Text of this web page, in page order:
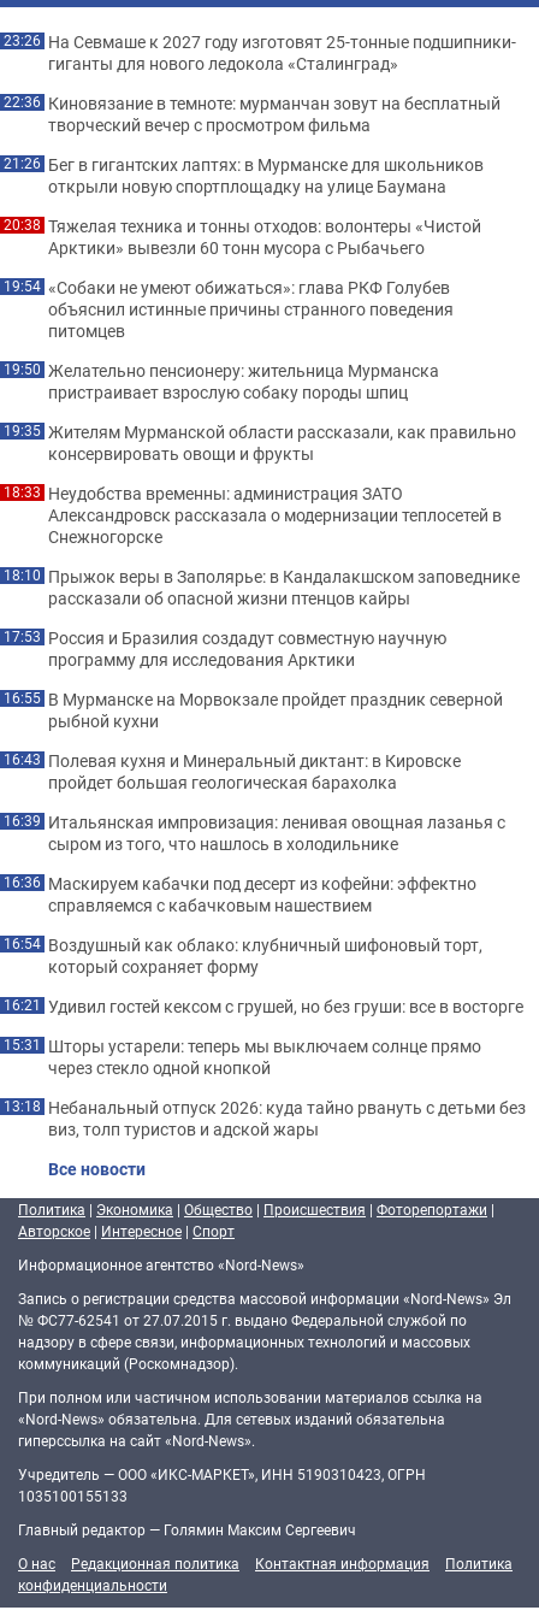
23:26 На Севмаше к 2027 году изготовят 25-тонные подшипники-
гиганты для нового ледокола «Сталинград»
22:36 Киновязание в темноте: мурманчан зовут на бесплатный
творческий вечер с просмотром фильма
21:26 Бег в гигантских лаптях: в Мурманске для школьников
открыли новую спортплощадку на улице Баумана
20:38 Тяжелая техника и тонны отходов: волонтеры «Чистой
Арктики» вывезли 60 тонн мусора с Рыбачьего
19:54 «Собаки не умеют обижаться»: глава РКФ Голубев
объяснил истинные причины странного поведения
питомцев
19:50 Желательно пенсионеру: жительница Мурманска
пристраивает взрослую собаку породы шпиц
19:35 Жителям Мурманской области рассказали, как правильно
консервировать овощи и фрукты
18:33 Неудобства временны: администрация ЗАТО
Александровск рассказала о модернизации теплосетей в
Снежногорске
18:10 Прыжок веры в Заполярье: в Кандалакшском заповеднике
рассказали об опасной жизни птенцов кайры
17:53 Россия и Бразилия создадут совместную научную
программу для исследования Арктики
16:55 В Мурманске на Морвокзале пройдет праздник северной
рыбной кухни
16:43 Полевая кухня и Минеральный диктант: в Кировске
пройдет большая геологическая барахолка
16:39 Итальянская импровизация: ленивая овощная лазанья с
сыром из того, что нашлось в холодильнике
16:36 Маскируем кабачки под десерт из кофейни: эффектно
справляемся с кабачковым нашествием
16:54 Воздушный как облако: клубничный шифоновый торт,
который сохраняет форму
16:21 Удивил гостей кексом с грушей, но без груши: все в восторге
15:31 Шторы устарели: теперь мы выключаем солнце прямо
через стекло одной кнопкой
13:18 Небанальный отпуск 2026: куда тайно рвануть с детьми без
виз, толп туристов и адской жары
Все новости
Политика | Экономика | Общество | Происшествия | Фоторепортажи |
Авторское | Интересное | Спорт
Информационное агентство «Nord-News»
Запись о регистрации средства массовой информации «Nord-News» Эл
№ ФС77-62541 от 27.07.2015 г. выдано Федеральной службой по
надзору в сфере связи, информационных технологий и массовых
коммуникаций (Роскомнадзор).
При полном или частичном использовании материалов ссылка на
«Nord-News» обязательна. Для сетевых изданий обязательна
гиперссылка на сайт «Nord-News».
Учредитель — ООО «ИКС-МАРКЕТ», ИНН 5190310423, ОГРН
1035100155133
Главный редактор — Голямин Максим Сергеевич
О нас
Редакционная политика Контактная информация
Политика
конфиденциальности